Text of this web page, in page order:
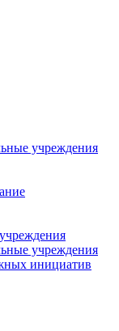
учреждения
учреждения
инициатив